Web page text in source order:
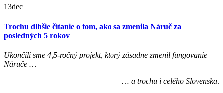
13dec
Trochu dlhšie čítanie o tom, ako sa zmenila Náruč za
posledných 5 rokov
Ukončili sme 4,5-ročný projekt, ktorý zásadne zmenil fungovanie
Náruče …
… a trochu i celého Slovenska.